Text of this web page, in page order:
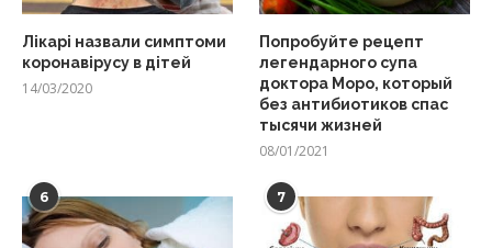
Лікарі назвали симптоми
коронавірусу в дітей
14/03/2020
Попробуйте рецепт
легендарного супа
доктора Моро, который
без антибиотиков спас
тысячи жизней
08/01/2021
6 7